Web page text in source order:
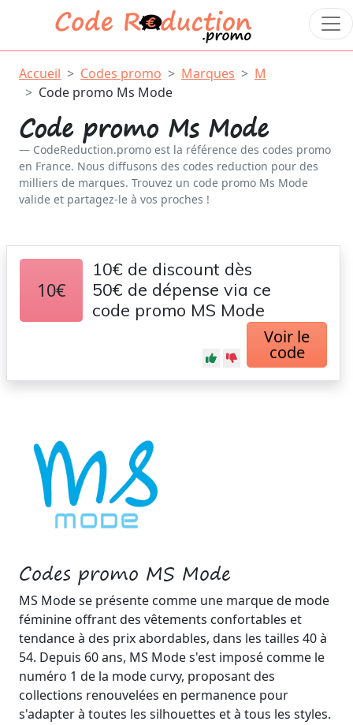
Accueil Codes promo Marques
M
Code promo Ms Mode
Code promo Ms Mode
CodeReduction.promo est la référence des codes promo
en France. Nous diffusons des codes reduction pour des
milliers de marques. Trouvez un code promo Ms Mode
valide et partagez-le à vos proches !
Codes promo MS Mode
MS Mode se présente comme une marque de mode
féminine offrant des vêtements confortables et
tendance à des prix abordables, dans les tailles 40 à
54. Depuis 60 ans, MS Mode s'est imposé comme le
numéro 1 de la mode curvy, proposant des
collections renouvelées en permanence pour
s'adapter à toutes les silhouettes et à tous les styles.
10€
10€ de discount dès
50€ de dépense via ce
code promo MS Mode
Voir le
code